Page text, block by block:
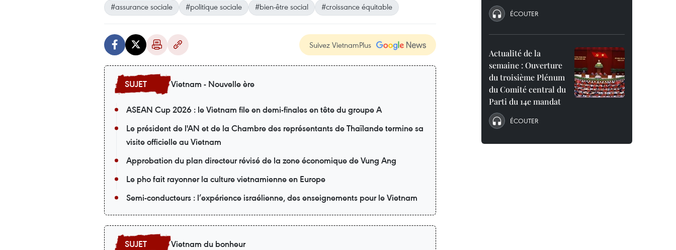
#assurance sociale
#politique sociale #bien-être social #croissance équitable
Suivez VietnamPlus
Vietnam - Nouvelle ère
ASEAN Cup 2026 : le Vietnam file en demi-finales en tête du groupe A
Le président de l'AN et de la Chambre des représentants de Thaïlande termine sa
visite officielle au Vietnam
Approbation du plan directeur révisé de la zone économique de Vung Ang
Le pho fait rayonner la culture vietnamienne en Europe
Semi-conducteurs : l’expérience israélienne, des enseignements pour le Vietnam
Vietnam du bonheur
ÉCOUTER
Actualité de la
semaine : Ouverture
du troisième Plénum
du Comité central du
Parti du 14e mandat
ÉCOUTER